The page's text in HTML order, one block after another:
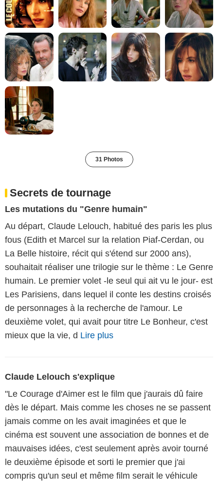
31 Photos
Secrets de tournage
Les mutations du "Genre humain"
Au départ, Claude Lelouch, habitué des paris les plus
fous (Edith et Marcel sur la relation Piaf-Cerdan, ou
La Belle histoire, récit qui s'étend sur 2000 ans),
souhaitait réaliser une trilogie sur le thème : Le Genre
humain. Le premier volet -le seul qui ait vu le jour- est
Les Parisiens, dans lequel il conte les destins croisés
de personnages à la recherche de l'amour. Le
deuxième volet, qui avait pour titre Le Bonheur, c'est
mieux que la vie, d Lire plus
Claude Lelouch s'explique
"Le Courage d'Aimer est le film que j'aurais dû faire
dès le départ. Mais comme les choses ne se passent
jamais comme on les avait imaginées et que le
cinéma est souvent une association de bonnes et de
mauvaises idées, c'est seulement après avoir tourné
le deuxième épisode et sorti le premier que j'ai
compris qu'un seul et même film serait le véhicule